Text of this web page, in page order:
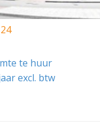
op de huur
N208, met
Voor het
te huur
excl. btw